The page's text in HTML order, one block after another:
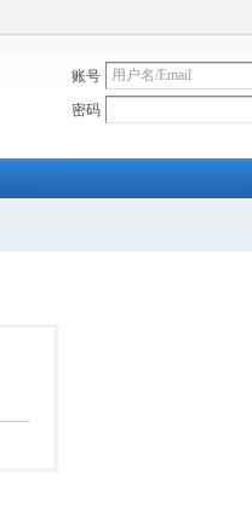
账号
密码